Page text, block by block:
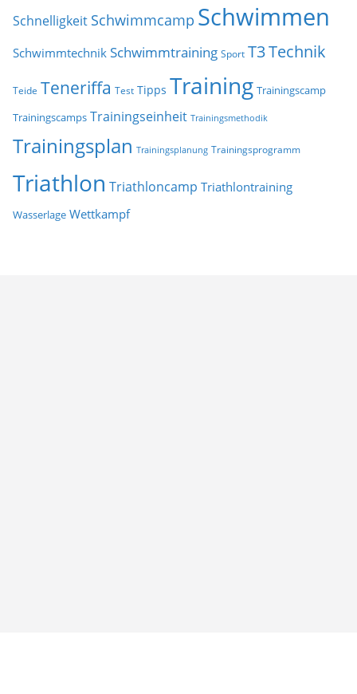
Schnelligkeit Schwimmcamp Schwimmen
Schwimmtechnik Schwimmtraining Sport T3Technik
Teide Teneriffa Test Tipps Training Trainingscamp
Trainingscamps Trainingseinheit Trainingsmethodik
Trainingsplan Trainingsplanung Trainingsprogramm
Triathlon Triathloncamp Triathlontraining
Wasserlage Wettkampf